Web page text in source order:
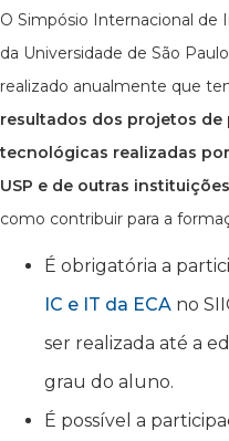
O Simpósio Internacional de
da Universidade de São
realizado anualmente que
resultados dos projetos de
tecnológicas realizadas
USP e de outras
como contribuir para a
É obrigatória a
IC e IT da ECA no
ser realizada até a
grau do aluno.
É possível a